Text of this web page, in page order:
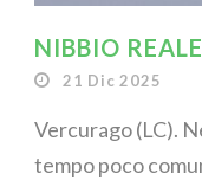
NIBBIO
21 Dic 2025
Vercurago (LC).
tempo poco